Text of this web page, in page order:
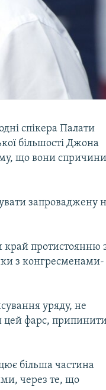
спікера Палати
більшості Джона
що вони
запроваджену
край протистоянню
з конгресменами-
уряду, не
цей фарс,
більша частина
через те, що